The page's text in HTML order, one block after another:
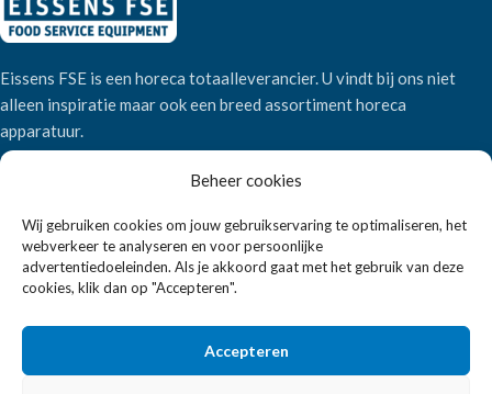
Beheer cookies
Wij gebruiken cookies om jouw gebruikservaring te optimaliseren, het
webverkeer te analyseren en voor persoonlijke
advertentiedoeleinden. Als je akkoord gaat met het gebruik van deze
cookies, klik dan op "Accepteren".
Accepteren
Eissens FSE is een horeca totaalleverancier. U vindt bij ons niet
alleen inspiratie maar ook een breed assortiment horeca
apparatuur.
Telefoon:+31 6 2708 6347
E-mail:verkoop@eissensfse.nl
KLANTENSERVICE
Over ons